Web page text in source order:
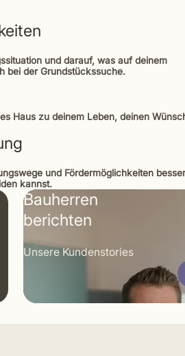
und darauf, was auf deinem
bei der Grundstückssuche.
Haus zu deinem Leben, deinen
und Fördermöglichkeiten
kannst.
Bauherren
berichten
Unsere Kunden­stories